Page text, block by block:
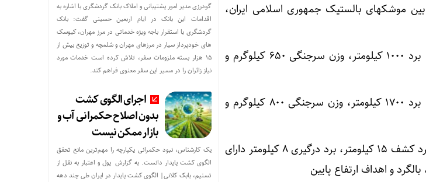
موشکهای بالستیک جمهوری اسلامی ایران،
– سامانه سلاح موشک بالستیک سوخت مایع جهاد با برد ۱۰۰۰ کیلومتر، وزن سرجنگی ۶۵۰ کیلوگرم و
– سامانه سلاح موشک بالستیک سوخت مایع عماد با برد ۱۷۰۰ کیلومتر، وزن سرجنگی ۸۰۰ کیلوگرم و
– سامانه سلاح پدافند هوایی برد کوتاه شهید مجید با برد کشف ۱۵ کیلومتر، برد درگیری ۸ کیلومتر دارای
و اهداف ارتفاع پایین
گودرزی مدیر امور پشتیبانی و املاک بانک گردشگری با اشاره به
اقدامات این بانک در ایام اربعین حسینی گفت: بانک
گردشگری با استقرار باجه ویژه خدماتی در مرز مهران، کیوسک
های خودپرداز سیار در مرزهای مهران و شلمچه و توزیع بیش از
۱۵ هزار بسته ملزومات سفر، تلاش کرده است خدمات مورد
نیاز زائران را در مسیر این سفر معنوی فراهم کند.
اجرای الگوی کشت
بدون اصلاح حکمرانی آب و
بازار ممکن نیست
یک کارشناس، نبود حکمرانی یکپارچه را مهم‌ترین مانع تحقق
الگوی کشت پایدار دانست. به گزارش پول و اعتبار به نقل از
تسنیم، بابک کلانی| الگوی کشت پایدار در ایران طی چند دهه